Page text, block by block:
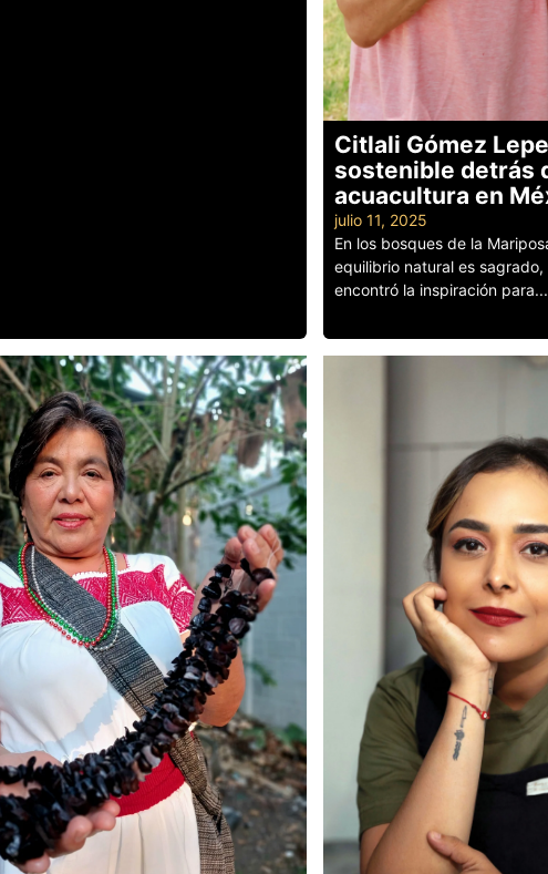
Citlali Gómez
sostenible detrás
acuacultura en
julio 11, 2025
En los bosques de la
equilibrio natural es
encontró la inspiración para...